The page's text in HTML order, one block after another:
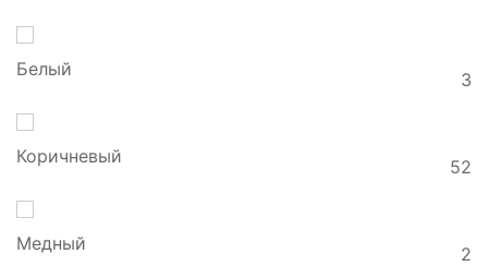
Белый 3
Коричневый 52
Медный 2